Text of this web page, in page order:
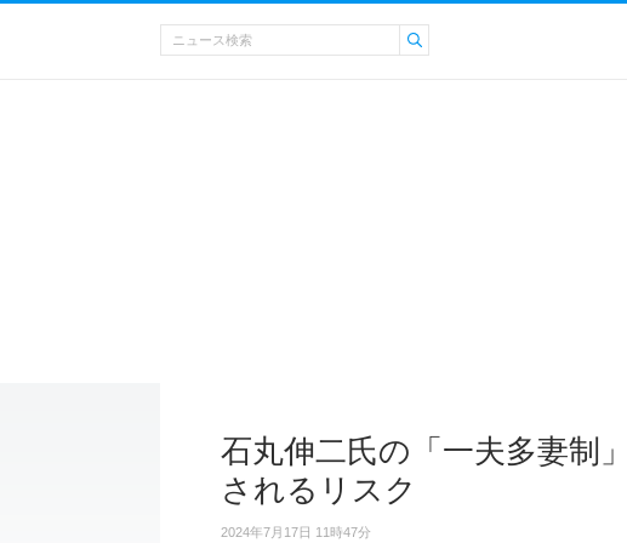
石丸伸二氏の「一夫多妻制
されるリスク
2024年7月17日 11時47分